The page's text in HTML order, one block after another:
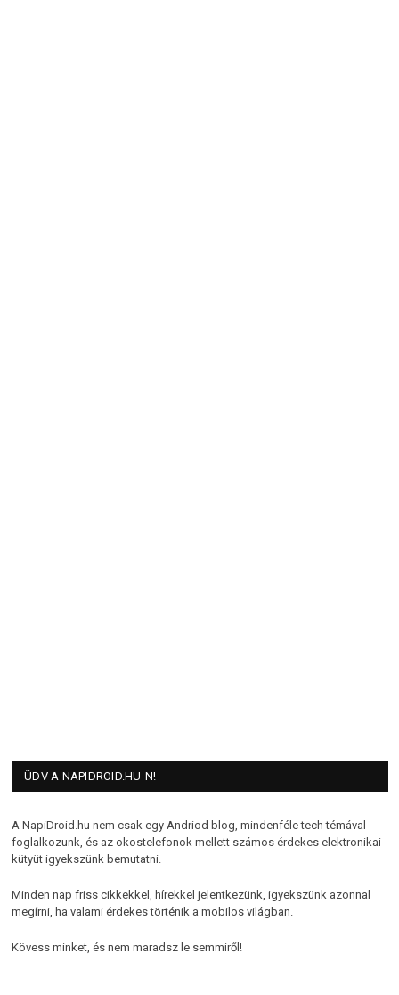
ÜDV A NAPIDROID.HU-N!
A NapiDroid.hu nem csak egy Andriod blog, mindenféle tech témával
foglalkozunk, és az okostelefonok mellett számos érdekes elektronikai
kütyüt igyekszünk bemutatni.
Minden nap friss cikkekkel, hírekkel jelentkezünk, igyekszünk azonnal
megírni, ha valami érdekes történik a mobilos világban.
Kövess minket, és nem maradsz le semmiről!